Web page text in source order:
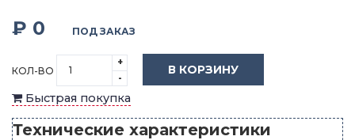
₽ 0 ПОД ЗАКАЗ
КОЛ-ВО
+
-
В КОРЗИНУ
Быстрая покупка
Технические характеристики